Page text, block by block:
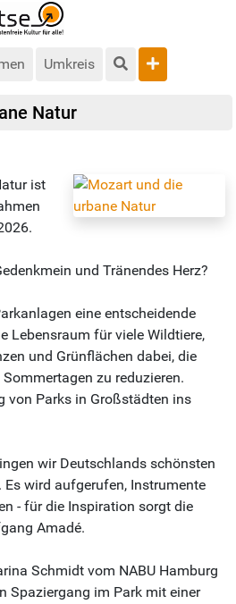
Umkreis
Natur
ist
und Tränendes Herz?
eine entscheidende
Lebensraum für viele Wildtiere,
und Grünflächen dabei, die
zu reduzieren.
von Parks in Großstädten ins
wir Deutschlands schönsten
wird aufgerufen, Instrumente
- für die Inspiration sorgt die
Amadé.
Schmidt vom NABU Hamburg
Spaziergang im Park mit einer